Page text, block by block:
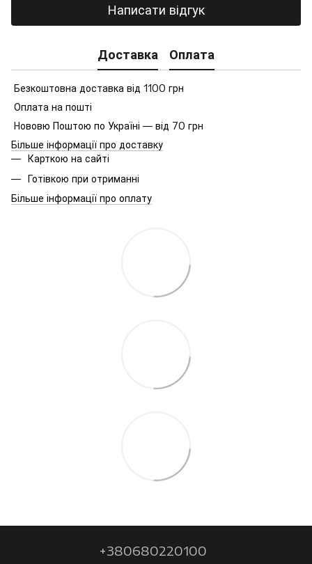
Написати відгук
Доставка Оплата
Безкоштовна доставка від 1100 грн
Оплата на пошті
Нововю Поштою по Україні — від 70 грн
Більше інформації про доставку
Карткою на сайті
Готівкою при отриманні
Більше інформації про оплату
+380680220100